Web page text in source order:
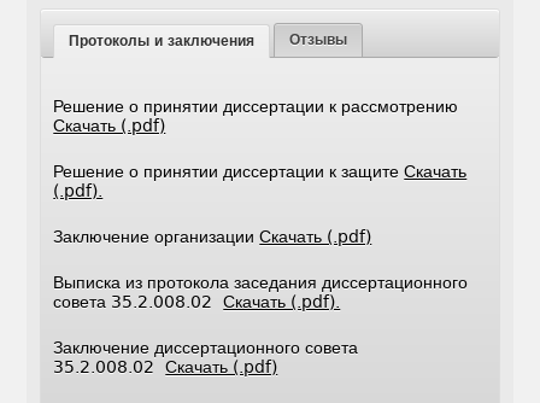
Протоколы и заключения Отзывы
Решение о принятии диссертации к рассмотрению
Скачать (.pdf)
Решение о принятии диссертации к защитеСкачать
(.pdf).
Заключение организацииСкачать (.pdf)
Выписка из протокола заседания диссертационного
совета 35.2.008.02Скачать (.pdf).
Заключение диссертационного совета
35.2.008.02Скачать (.pdf)